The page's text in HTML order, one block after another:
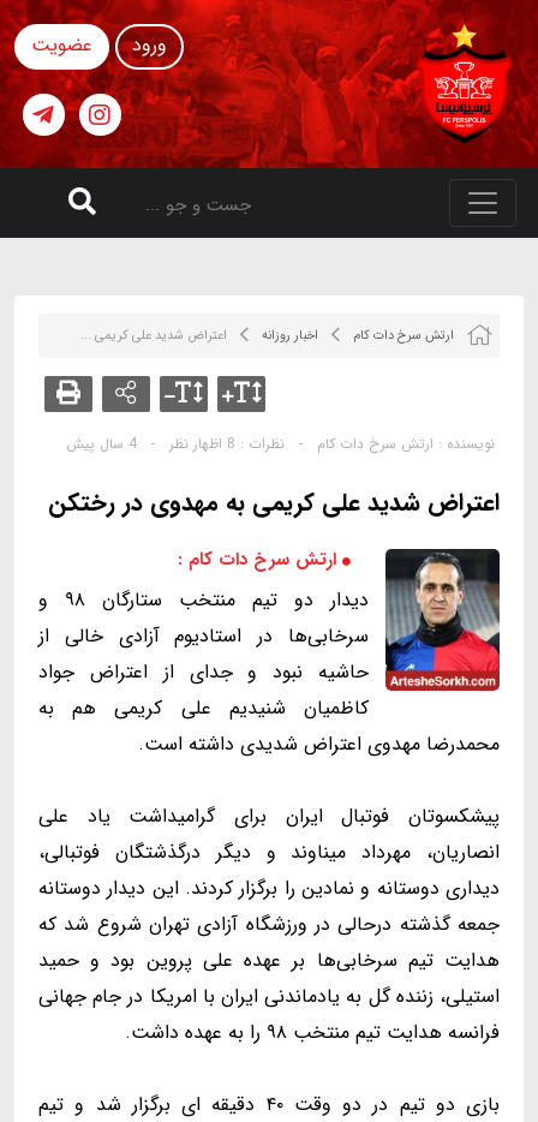
ورود عضویت
ارتش سرخ دات کام اخبار روزانه اعتراض شدید علی کریمی ...
نویسنده : ارتش سرخ دات کام - نظرات : 8 اظهار نظر - 4 سال پیش
اعتراض شدید علی کریمی به مهدوی در رختکن
ارتش سرخ دات کام :
دیدار دو تیم منتخب ستارگان ۹۸ و
سرخابی‌ها در استادیوم آزادی خالی از
حاشیه نبود و جدای از اعتراض جواد
کاظمیان شنیدیم علی کریمی هم به
محمدرضا مهدوی اعتراض شدیدی داشته است.
پیشکسوتان فوتبال ایران برای گرامیداشت یاد علی
انصاریان، مهرداد میناوند و دیگر درگذشتگان فوتبالی،
دیداری دوستانه و نمادین را برگزار کردند. این دیدار دوستانه
جمعه گذشته درحالی در ورزشگاه آزادی تهران شروع شد که
هدایت تیم سرخابی‌ها بر عهده علی پروین بود و حمید
استیلی، زننده گل به یادماندنی ایران با امریکا در جام جهانی
فرانسه هدایت تیم منتخب ۹۸ را به عهده داشت.
بازی دو تیم در دو وقت ۴۰ دقیقه ای برگزار شد و تیم